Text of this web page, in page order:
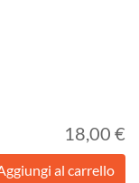
18,00 €